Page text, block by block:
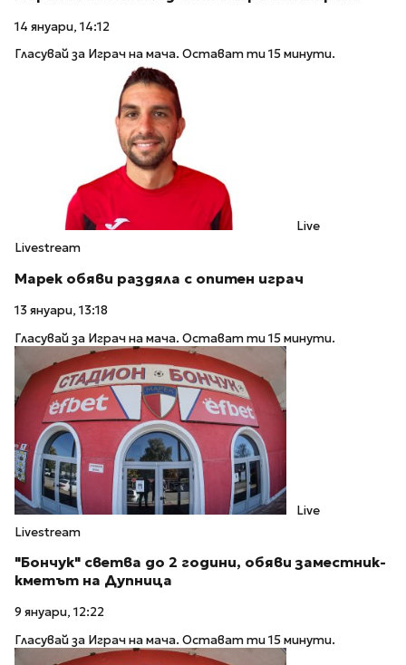
14 януари, 14:12
Гласувай за Играч на мача. Остават ти 15 минути.
Live
Livestream
Марек обяви раздяла с опитен играч
13 януари, 13:18
Гласувай за Играч на мача. Остават ти 15 минути.
Live
Livestream
"Бончук" светва до 2 години, обяви заместник-
кметът на Дупница
9 януари, 12:22
Гласувай за Играч на мача. Остават ти 15 минути.